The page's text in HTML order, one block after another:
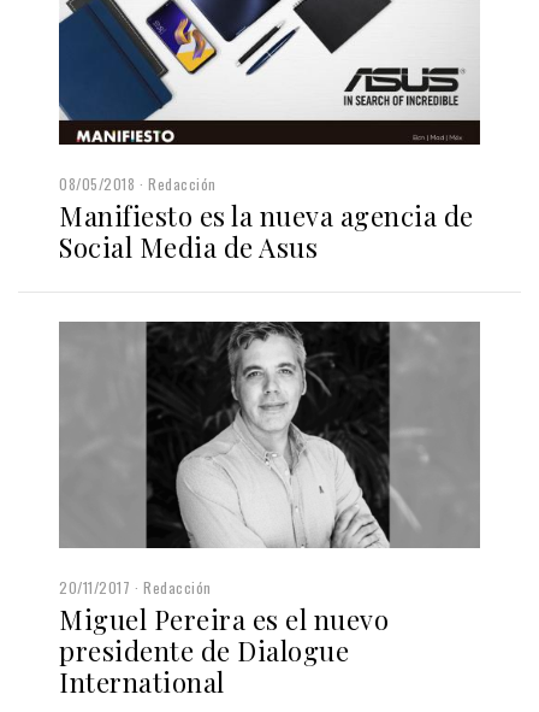
08/05/2018 Redacción
Manifiesto es la nueva agencia de
Social Media de Asus
20/11/2017 Redacción
Miguel Pereira es el nuevo
presidente de Dialogue
International